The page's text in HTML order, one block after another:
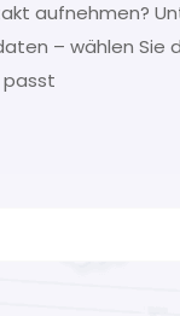
aufnehmen?
– wählen Sie
passt